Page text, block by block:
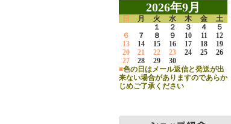
2026年9月
日 月 火 水 木 金
土
１
２ ３ ４
５
６
７ ８ ９ 10 11
12
13
14 15 16 17 18
19
20
21 22 23 24 25
26
27
28 29
30
■色の日はメール返信と発送が出
来ない場合がありますのであらか
じめご了承ください